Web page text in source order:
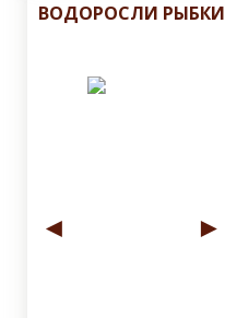
ВОДОРОСЛИ РЫБКИ
◄ ►